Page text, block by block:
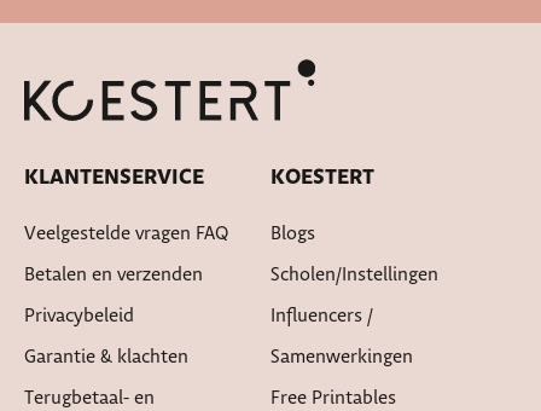
KLANTENSERVICE
Veelgestelde vragen FAQ
Betalen en verzenden
Privacybeleid
Garantie & klachten
Terugbetaal- en
KOESTERT
Blogs
Scholen/instellingen
Influencers /
Samenwerkingen
Free Printables